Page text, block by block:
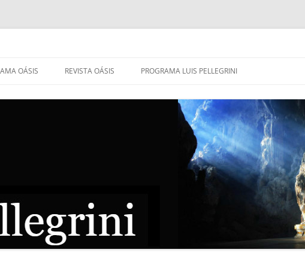
OÁSIS REVISTA OÁSIS PROGRAMA LUIS PELLEGRINI